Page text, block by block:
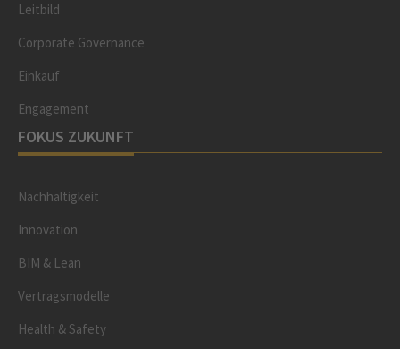
Leitbild
Corporate Governance
Einkauf
Engagement
FOKUS ZUKUNFT
Nachhaltigkeit
Innovation
BIM & Lean
Vertragsmodelle
Health & Safety